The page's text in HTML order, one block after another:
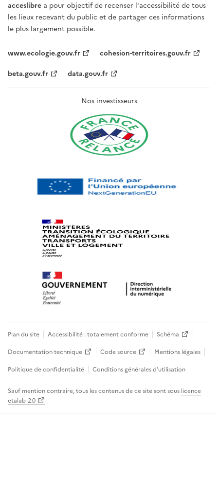
acceslibre a pour objectif de recenser l'accessibilité de tous
les lieux recevant du public et de partager ces informations
le plus largement possible.
www.ecologie.gouv.fr
cohesion-territoires.gouv.fr
beta.gouv.fr
data.gouv.fr
Nos investisseurs
Plan du site Accessibilité : totalement conforme
Schéma
Documentation technique
Code source
Mentions légales
Politique de confidentialité
Conditions générales d’utilisation
Sauf mention contraire, tous les contenus de ce site sont sous licence
etalab-2.0